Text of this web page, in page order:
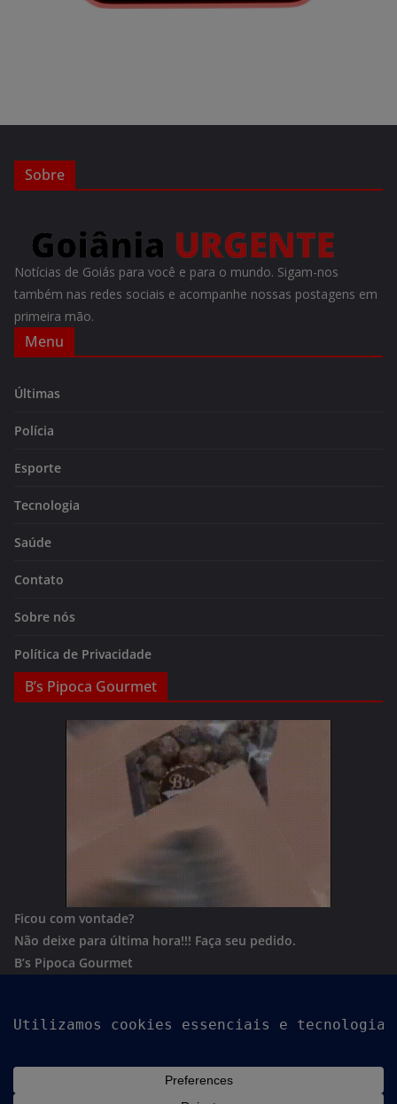
Sobre
Notícias de Goiás para você e para o mundo. Sigam-nos
também nas redes sociais e acompanhe nossas postagens em
primeira mão.
Menu
Últimas
Polícia
Esporte
Tecnologia
Saúde
Contato
Sobre nós
Política de Privacidade
B’s Pipoca Gourmet
Ficou com vontade?
Não deixe para última hora!!! Faça seu pedido.
B’s Pipoca Gourmet